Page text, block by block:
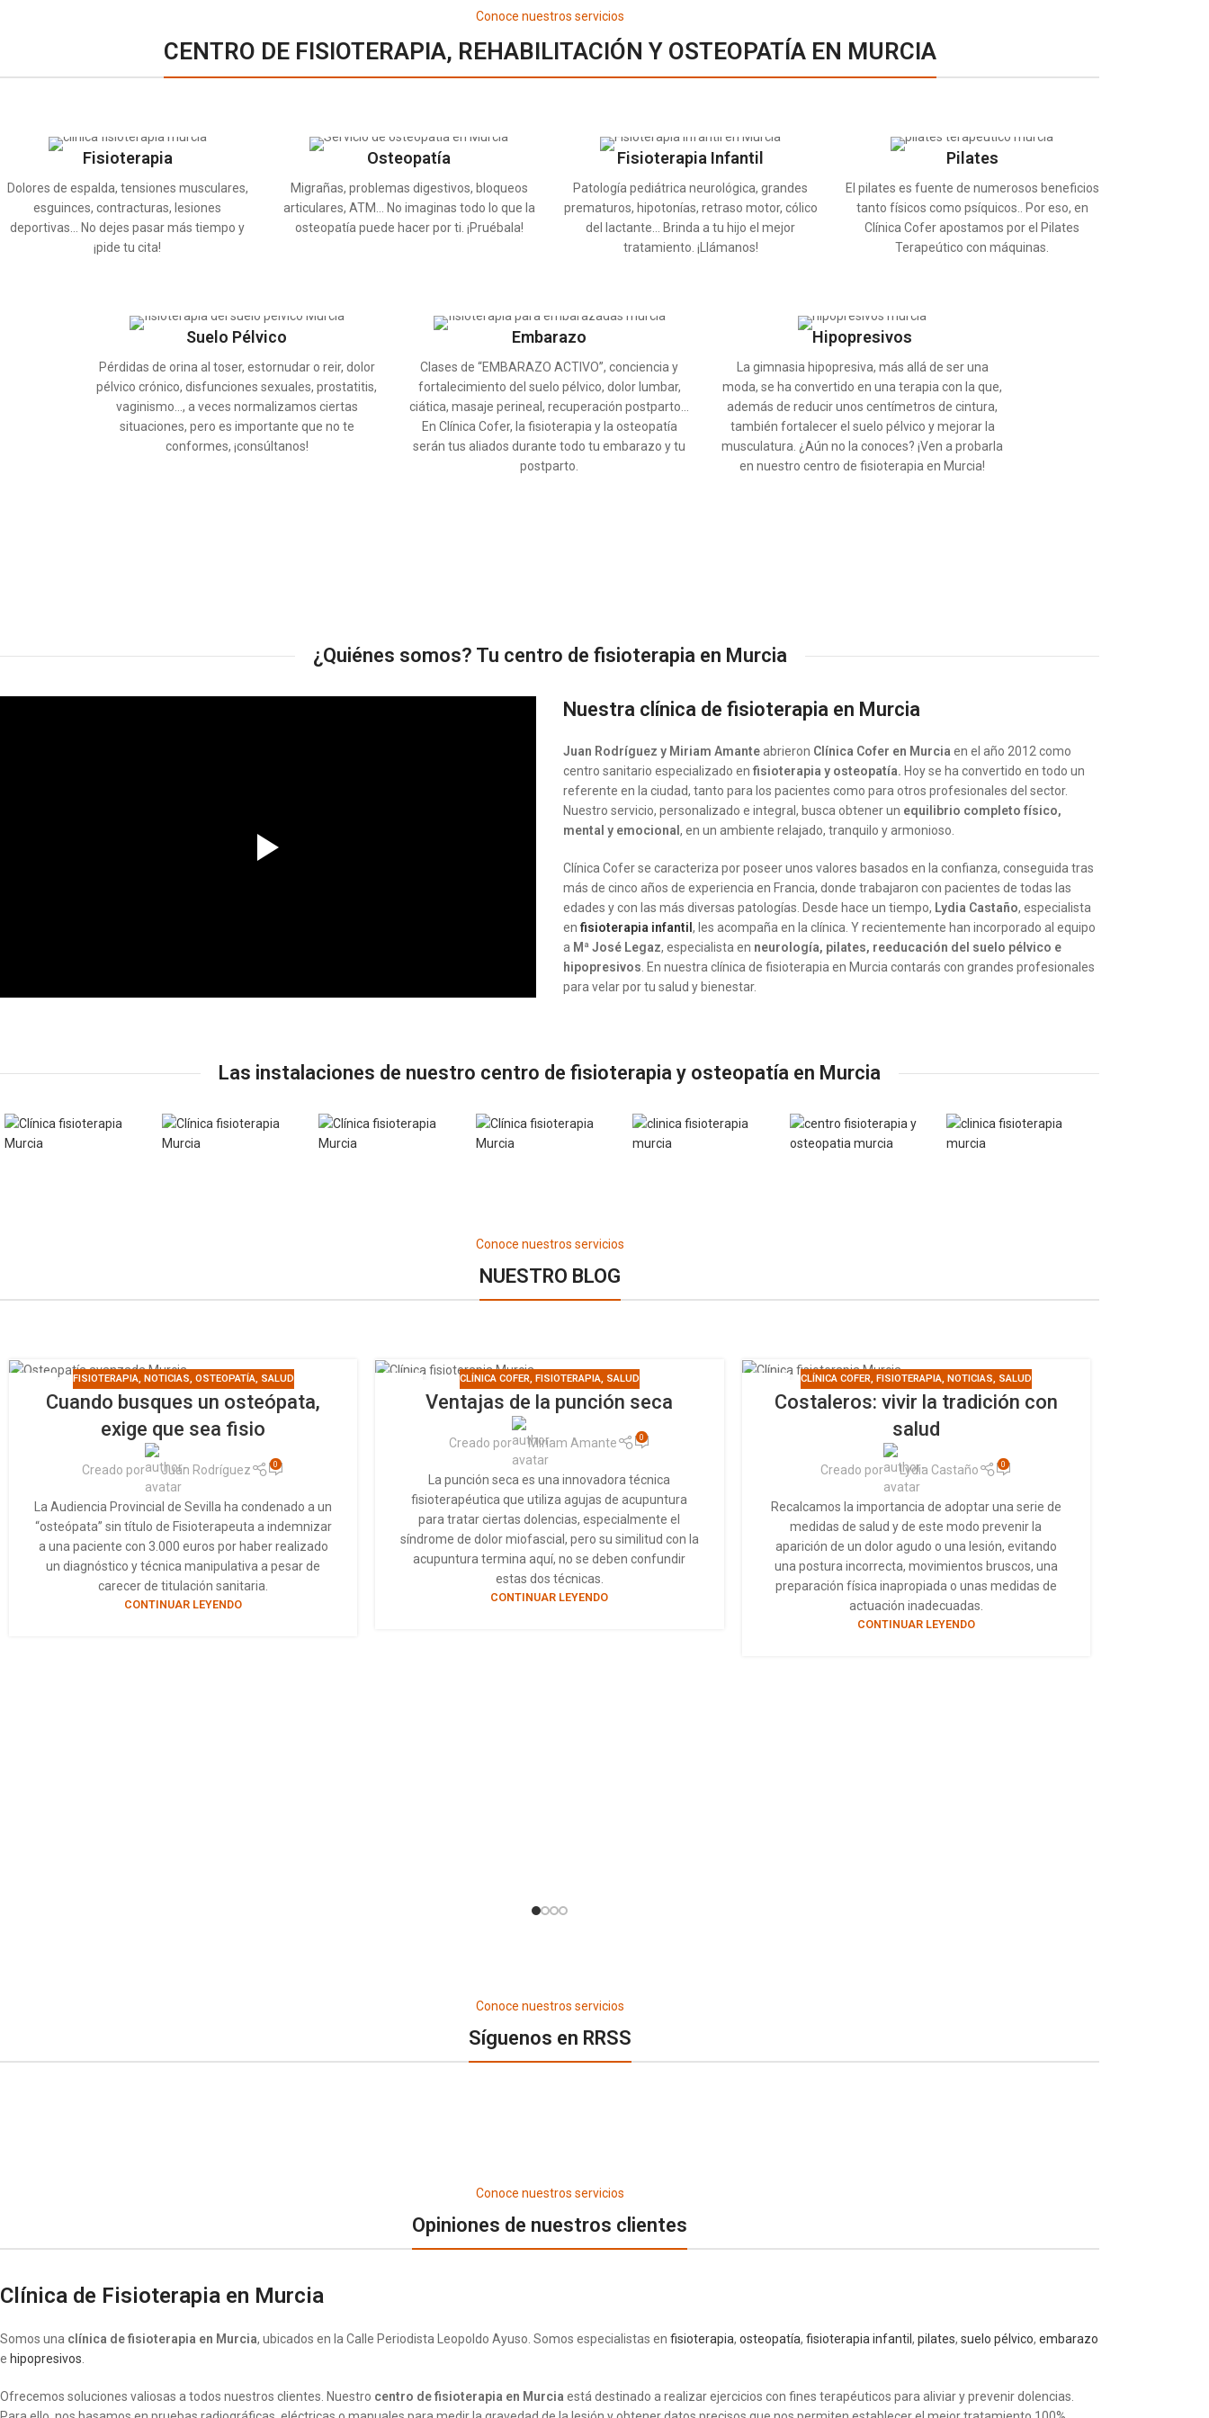
Conoce nuestros servicios
CENTRO DE FISIOTERAPIA, REHABILITACIÓN Y OSTEOPATÍA EN MURCIA
Fisioterapia
Dolores de espalda, tensiones musculares,
esguinces, contracturas, lesiones
deportivas… No dejes pasar más tiempo y
¡pide tu cita!
Osteopatía
Migrañas, problemas digestivos, bloqueos
articulares, ATM… No imaginas todo lo que la
osteopatía puede hacer por ti. ¡Pruébala!
Fisioterapia Infantil
Patología pediátrica neurológica, grandes
prematuros, hipotonías, retraso motor, cólico
del lactante… Brinda a tu hijo el mejor
tratamiento. ¡Llámanos!
Pilates
El pilates es fuente de numerosos beneficios
tanto físicos como psíquicos.. Por eso, en
Clínica Cofer apostamos por el Pilates
Terapeútico con máquinas.
Suelo Pélvico
Pérdidas de orina al toser, estornudar o reir, dolor
pélvico crónico, disfunciones sexuales, prostatitis,
vaginismo…, a veces normalizamos ciertas
situaciones, pero es importante que no te
conformes, ¡consúltanos!
Embarazo
Clases de “EMBARAZO ACTIVO”, conciencia y
fortalecimiento del suelo pélvico, dolor lumbar,
ciática, masaje perineal, recuperación postparto…
En Clínica Cofer, la fisioterapia y la osteopatía
serán tus aliados durante todo tu embarazo y tu
postparto.
Hipopresivos
La gimnasia hipopresiva, más allá de ser una
moda, se ha convertido en una terapia con la que,
además de reducir unos centímetros de cintura,
también fortalecer el suelo pélvico y mejorar la
musculatura. ¿Aún no la conoces? ¡Ven a probarla
en nuestro centro de fisioterapia en Murcia!
¿Quiénes somos? Tu centro de fisioterapia en Murcia
Nuestra clínica de fisioterapia en Murcia
Juan Rodríguez y Miriam Amanteabrieron Clínica Cofer en Murcia en el año 2012 como
centro sanitario especializado en fisioterapia y osteopatía. Hoy se ha convertido en todo un
referente en la ciudad, tanto para los pacientes como para otros profesionales del sector.
Nuestro servicio, personalizado e integral, busca obtener un equilibrio completo físico,
mental y emocional , en un ambiente relajado, tranquilo y armonioso.
Clínica Cofer se caracteriza por poseer unos valores basados en la confianza, conseguida tras
más de cinco años de experiencia en Francia, donde trabajaron con pacientes de todas las
edades y con las más diversas patologías. Desde hace un tiempo, Lydia Castaño, especialista
en fisioterapia infantil , les acompaña en la clínica. Y recientemente han incorporado al equipo
a Mª José Legaz, especialista en neurología, pilates, reeducación del suelo pélvico e
hipopresivos . En nuestra clínica de fisioterapia en Murcia contarás con grandes profesionales
para velar por tu salud y bienestar.
Las instalaciones de nuestro centro de fisioterapia y osteopatía en Murcia
Conoce nuestros servicios
NUESTRO BLOG
FISIOTERAPIA, NOTICIAS, OSTEOPATÍA, SALUD
Cuando busques un osteópata,
exige que sea fisio
Creado por Juan Rodríguez 0
La Audiencia Provincial de Sevilla ha condenado a un
“osteópata” sin título de Fisioterapeuta a indemnizar
a una paciente con 3.000 euros por haber realizado
un diagnóstico y técnica manipulativa a pesar de
carecer de titulación sanitaria.
CONTINUAR LEYENDO
CLÍNICA COFER, FISIOTERAPIA, SALUD
Ventajas de la punción seca
Creado por Miriam Amante 0
La punción seca es una innovadora técnica
fisioterapéutica que utiliza agujas de acupuntura
para tratar ciertas dolencias, especialmente el
síndrome de dolor miofascial, pero su similitud con la
acupuntura termina aquí, no se deben confundir
estas dos técnicas.
CONTINUAR LEYENDO
ABR
CLÍNICA COFER, FISIOTERAPIA, NOTICIAS, SALUD
Costaleros: vivir la tradición con
salud
Creado por Lydia Castaño 0
Recalcamos la importancia de adoptar una serie de
medidas de salud y de este modo prevenir la
aparición de un dolor agudo o una lesión, evitando
una postura incorrecta, movimientos bruscos, una
preparación física inapropiada o unas medidas de
actuación inadecuadas.
CONTINUAR LEYENDO
Conoce nuestros servicios
Síguenos en RRSS
Conoce nuestros servicios
Opiniones de nuestros clientes
Clínica de Fisioterapia en Murcia
Somos una clínica de fisioterapia en Murcia, ubicados en la Calle Periodista Leopoldo Ayuso. Somos especialistas en fisioterapia, osteopatía, fisioterapia infantil , pilates, suelo pélvico, embarazo
e hipopresivos
Ofrecemos soluciones valiosas a todos nuestros clientes. Nuestro centro de fisioterapia en Murcia está destinado a realizar ejercicios con fines terapéuticos para aliviar y prevenir dolencias.